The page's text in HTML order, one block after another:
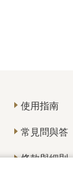
使用指南
常見問與答
條款與細則